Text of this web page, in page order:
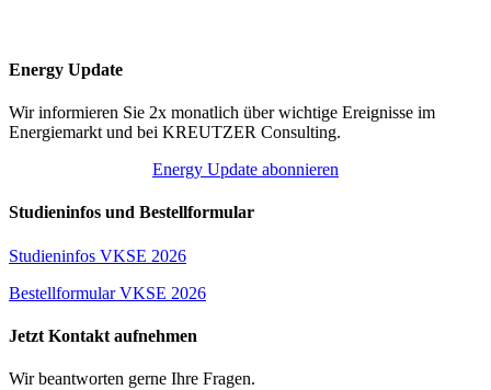
Energy Update
Wir informieren Sie 2x monatlich über wichtige Ereignisse im
Energiemarkt und bei KREUTZER Consulting.
Energy Update abonnieren
Studieninfos und Bestellformular
Studieninfos VKSE 2026
Bestellformular VKSE 2026
Jetzt Kontakt aufnehmen
Wir beantworten gerne Ihre Fragen.